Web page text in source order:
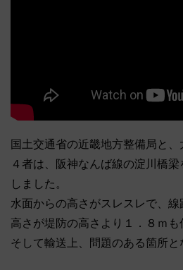
国土交通省の近畿地方整備局と
４者は、阪神なんば線の淀川橋
しました。
水面からの高さがスレスレで、
高さが堤防の高さより１．８ｍも
そして輸送上、問題のある箇所と